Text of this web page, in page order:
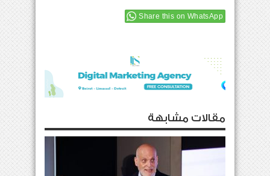
Share this on WhatsApp
مقالات مشابهة